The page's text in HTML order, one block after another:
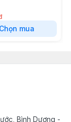
Chọn mua
Bình Dương -